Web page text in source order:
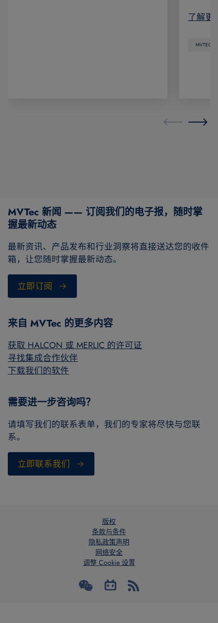
了解更
MVTEC
MVTec 新闻 —— 订阅我们的电子报，随时掌
握最新动态
最新资讯、产品发布和行业洞察将直接送达您的收件
箱，让您随时掌握最新动态。
立即订阅
来自 MVTec 的更多内容
获取 HALCON 或 MERLIC 的许可证
寻找集成合作伙伴
下载我们的软件
需要进一步咨询吗？
请填写我们的联系表单，我们的专家将尽快与您联
系。
立即联系我们
版权
条款与条件
隐私政策声明
网络安全
调整 Cookie 设置